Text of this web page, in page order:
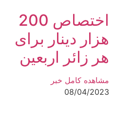
اختصاص 200
هزار دینار برای
هر زائر اربعین
مشاهده کامل خبر
08/04/2023